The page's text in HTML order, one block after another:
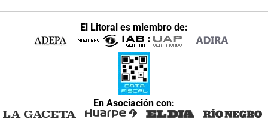
El Litoral es miembro de:
En Asociación con: